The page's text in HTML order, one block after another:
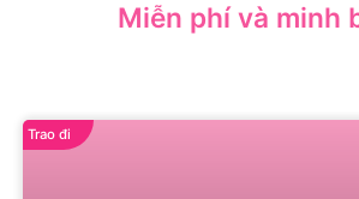
Miễn phí và minh
Trao đi